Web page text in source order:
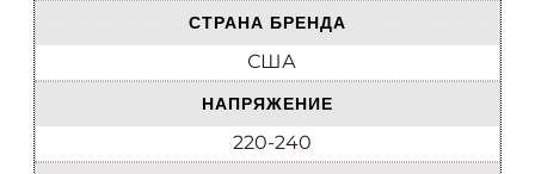
СТРАНА БРЕНДА
США
НАПРЯЖЕНИЕ
220-240